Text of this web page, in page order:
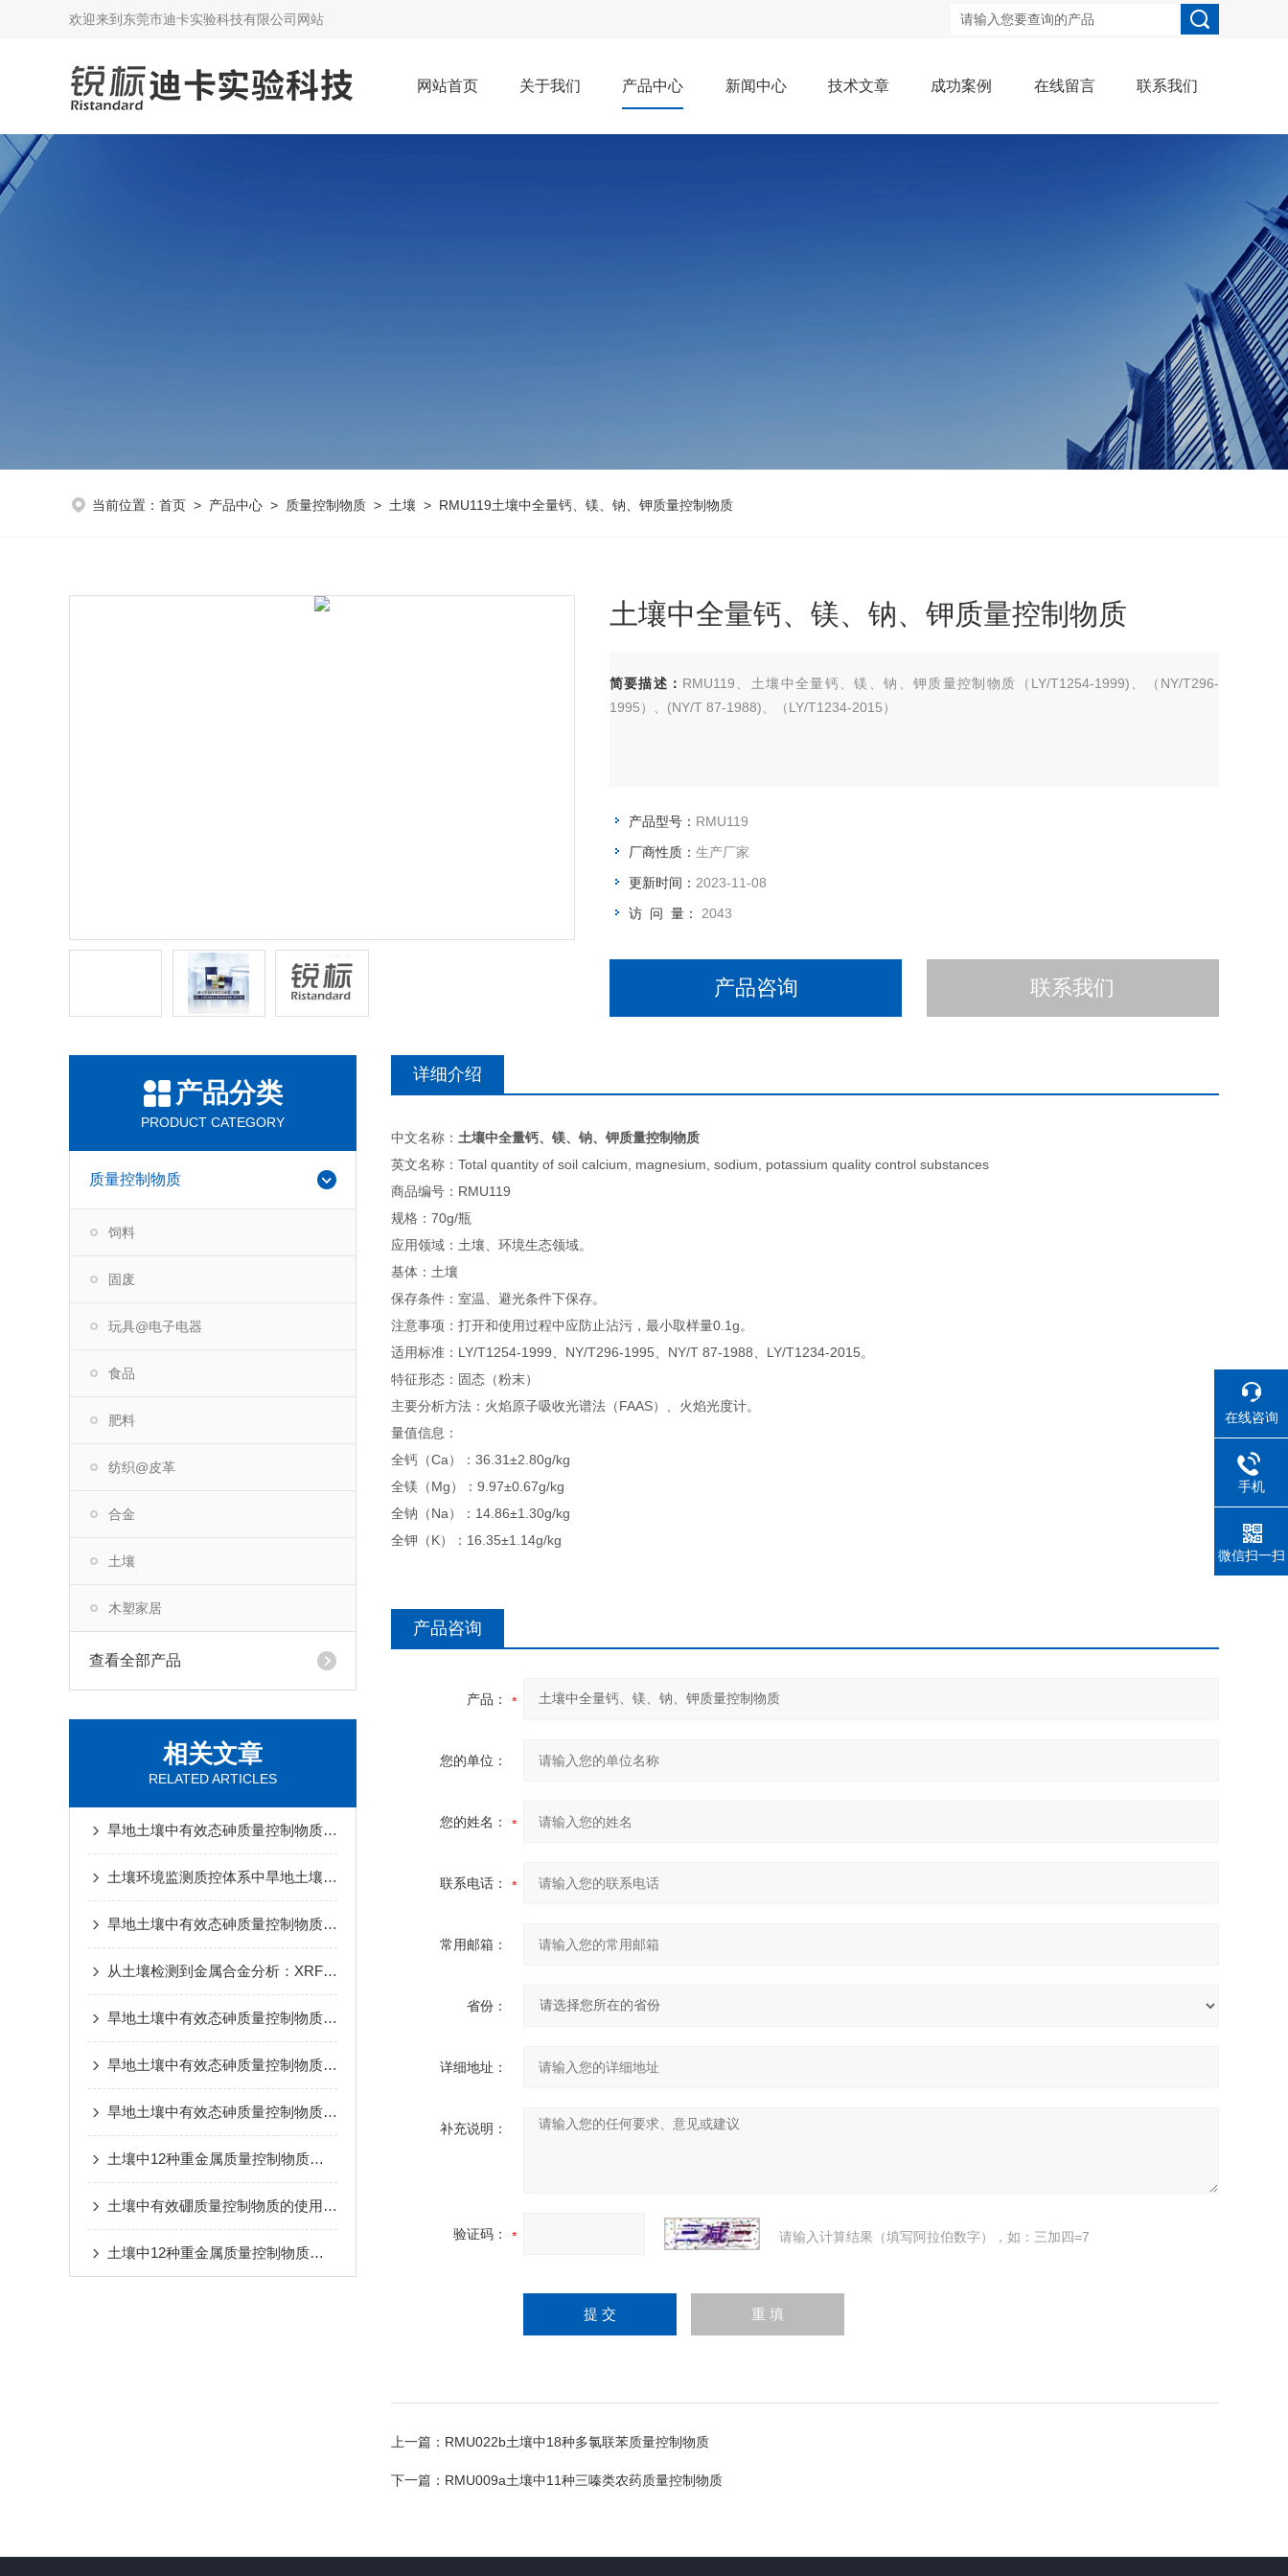
欢迎来到 东莞市迪卡实验科技有限公司网站
网站首页 关于我们 产品中心 新闻中心 技术文章 成功案例 在线留言 联系我们
当前位置： 首页 > 产品中心 > 质量控制物质 > 土壤 > RMU119土壤中全量钙、镁、钠、钾质量控制物质
土壤中全量钙、镁、钠、钾质量控制物质
简要描述： RMU119、土壤中全量钙、镁、钠、钾质量控制物质（LY/T1254-1999)、（NY/T296-
1995）、(NY/T 87-1988)、（LY/T1234-2015）
产品型号： RMU119
厂商性质： 生产厂家
更新时间： 2023-11-08
访 问 量： 2043
产品咨询 联系我们
产品分类
PRODUCT CATEGORY
质量控制物质
饲料
固废
玩具@电子电器
食品
肥料
纺织@皮革
合金
土壤
木塑家居
查看全部产品
相关文章
RELATED ARTICLES
旱地土壤中有效态砷质量控制物质不确定度评估分析
土壤环境监测质控体系中旱地土壤中有效态砷质量控制物质应用探讨
旱地土壤中有效态砷质量控制物质在检测工作中的应用
从土壤检测到金属合金分析：XRF荧光片在多行业中的标准化应用
旱地土壤中有效态砷质量控制物质在土壤污染监测、风险评估中的应用价值解析
旱地土壤中有效态砷质量控制物质在农田土壤检测、土壤修复中的实操应用方案
旱地土壤中有效态砷质量控制物质选型要点与土壤环境检测中的应用方案详解
土壤中12种重金属质量控制物质的常见问题解答：定值偏差、基质效应干扰与结果修正的解决方案
土壤中有效硼质量控制物质的使用方法
土壤中12种重金属质量控制物质的储存与使用注意事项：规避污染、保障检测结果可靠的技巧
详细介绍
中文名称： 土壤中全量钙、镁、钠、钾质量控制物质
英文名称：Total quantity of soil calcium, magnesium, sodium, potassium quality control substances
商品编号：RMU119
规格：70g/瓶
应用领域：土壤、环境生态领域。
基体：土壤
保存条件：室温、避光条件下保存。
注意事项：打开和使用过程中应防止沾污，最小取样量0.1g。
适用标准：LY/T1254-1999、NY/T296-1995、NY/T 87-1988、LY/T1234-2015。
特征形态：固态（粉末）
主要分析方法：火焰原子吸收光谱法（FAAS）、火焰光度计。
量值信息：
全钙（Ca）：36.31±2.80g/kg
全镁（Mg）：9.97±0.67g/kg
全钠（Na）：14.86±1.30g/kg
全钾（K）：16.35±1.14g/kg
产品咨询
产品：
您的单位：
您的姓名：
联系电话：
常用邮箱：
省份：
详细地址：
补充说明：
验证码： 请输入计算结果（填写阿拉伯数字），如：三加四=7
上一篇： RMU022b土壤中18种多氯联苯质量控制物质
下一篇： RMU009a土壤中11种三嗪类农药质量控制物质
在线咨询
手机
微信扫一扫